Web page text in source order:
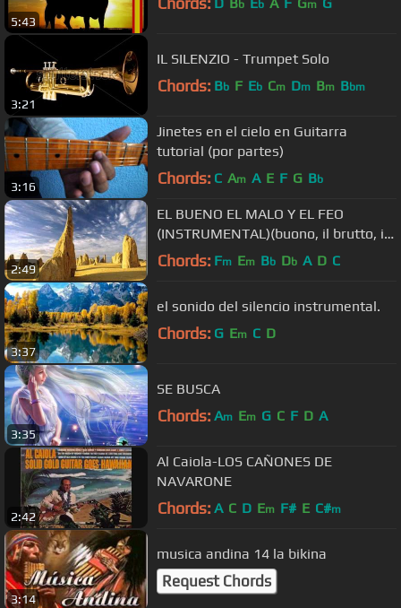
5:43
b b m
3:21
IL SILENZIO - Trumpet Solo
Chords: Bb F Eb Cm Dm Bm Bbm
3:16
Jinetes en el cielo en Guitarra
tutorial (por partes)
Chords: C Am A E F G Bb
2:49
EL BUENO EL MALO Y EL FEO
(INSTRUMENTAL)(buono, il brutto, il
cattivo)
Chords: Fm Em Bb Db A D C
3:37
el sonido del silencio instrumental.
Chords: G Em C D
3:35
SE BUSCA
Chords: Am Em G C F D A
2:42
Al Caiola-LOS CAÑONES DE
NAVARONE
Chords: A C D Em F# E C#m
3:14
musica andina 14 la bikina
Request Chords